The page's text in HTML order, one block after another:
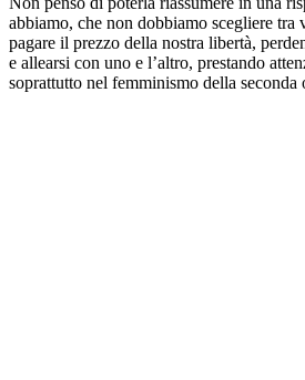
abbiamo, che non dobbiamo scegliere
pagare il prezzo della nostra libertà,
e allearsi con uno e l’altro, prestando
soprattutto nel femminismo della